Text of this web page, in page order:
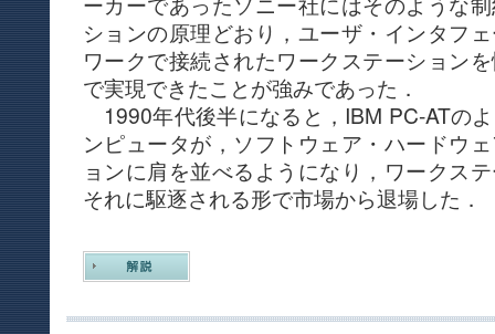
ションの原理どおり，ユーザ・インタフ
ワークで接続されたワークステーション
で実現できたことが強みであった．
1990年代後半になると，IBM PC-ATの
ンピュータが，ソフトウェア・ハードウ
ョンに肩を並べるようになり，ワークス
それに駆逐される形で市場から退場した．